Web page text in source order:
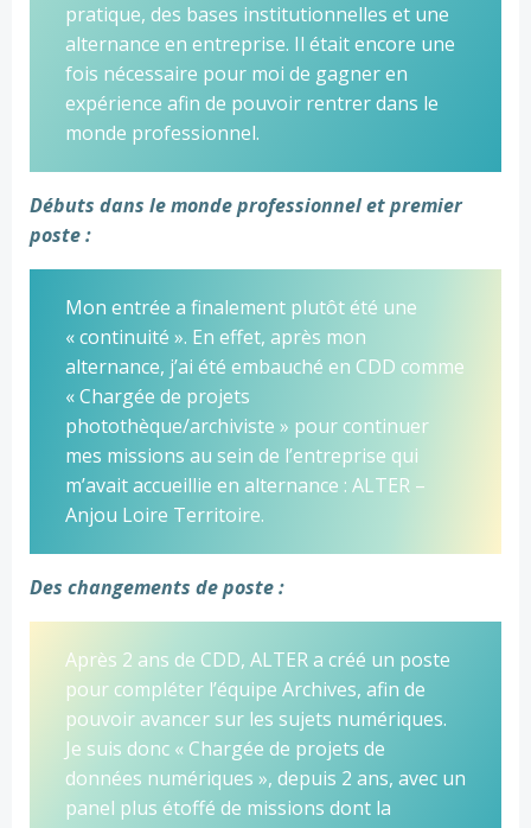
pratique, des bases institutionnelles et une
alternance en entreprise. Il était encore une
fois nécessaire pour moi de gagner en
expérience afin de pouvoir rentrer dans le
monde professionnel.
Débuts dans le monde professionnel et premier
poste :
Mon entrée a finalement plutôt été une
« continuité ». En effet, après mon
alternance, j’ai été embauché en CDD comme
« Chargée de projets
photothèque/archiviste » pour continuer
mes missions au sein de l’entreprise qui
m’avait accueillie en alternance : ALTER –
Anjou Loire Territoire.
Des changements de poste :
Après 2 ans de CDD, ALTER a créé un poste
pour compléter l’équipe Archives, afin de
pouvoir avancer sur les sujets numériques.
Je suis donc « Chargée de projets de
données numériques », depuis 2 ans, avec un
panel plus étoffé de missions dont la